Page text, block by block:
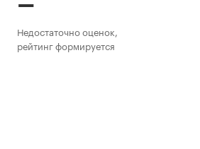
Недостаточно оценок,
рейтинг формируется